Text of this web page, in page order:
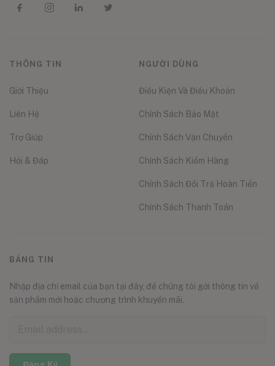
THÔNG TIN
Giới Thiệu
Liên Hệ
Trợ Giúp
Hỏi & Đáp
NGƯỜI DÙNG
Điều Kiện Và Điều Khoản
Chính Sách Bảo Mật
Chính Sách Vận Chuyển
Chính Sách Kiểm Hàng
Chính Sách Đổi Trả Hoàn Tiền
Chính Sách Thanh Toán
BẢNG TIN
Nhập địa chỉ email của bạn tại đây, để chúng tôi gởi thông tin về
sản phẩm mới hoặc chương trình khuyến mãi.